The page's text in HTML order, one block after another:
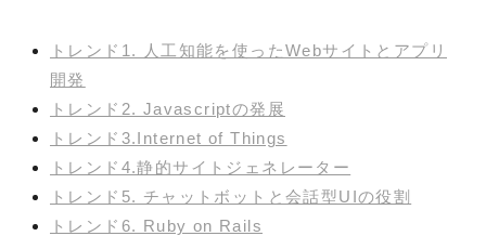
トレンド1. 人工知能を使ったWebサイトとアプリ
開発
トレンド2. Javascriptの発展
トレンド3.Internet of Things
トレンド4.静的サイトジェネレーター
トレンド5. チャットボットと会話型UIの役割
トレンド6. Ruby on Rails